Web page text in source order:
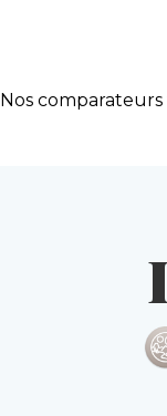
Nos comparateurs